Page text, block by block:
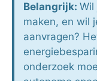
Belangrijk: Wil
maken, en wil
aanvragen?
onderzoek